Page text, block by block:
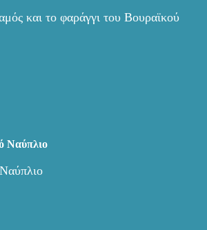
και το φαράγγι του Βουραϊκού